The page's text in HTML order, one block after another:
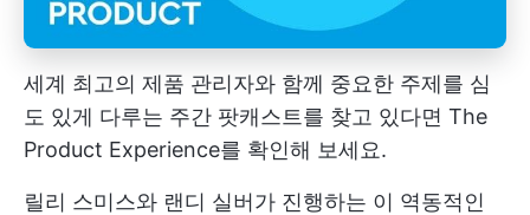
세계 최고의 제품 관리자와 함께 중요한 주제를 심
도 있게 다루는 주간 팟캐스트를 찾고 있다면 The
Product Experience를 확인해 보세요.
릴리 스미스와 랜디 실버가 진행하는 이 역동적인